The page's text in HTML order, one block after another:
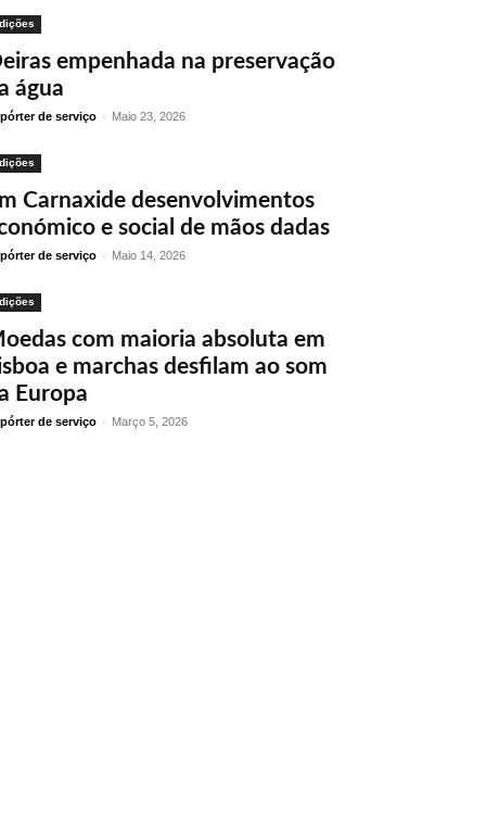
empenhada na preservação
água
de serviço - Maio 23, 2026
Carnaxide desenvolvimentos
e social de mãos dadas
de serviço - Maio 14, 2026
com maioria absoluta em
e marchas desfilam ao som
Europa
de serviço - Março 5, 2026